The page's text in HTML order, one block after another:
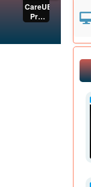
CareUEyes
Pro
(2026)
Español